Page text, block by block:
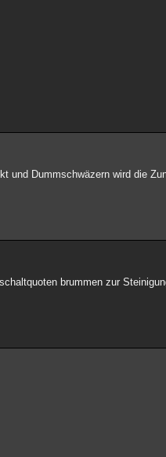
und Dummschwäzern wird die
brummen zur